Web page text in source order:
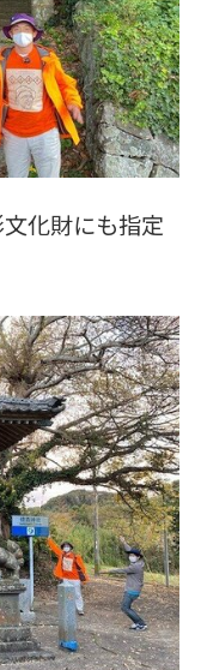
化財にも指定